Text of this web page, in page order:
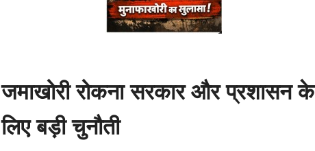
जमाखोरी रोकना सरकार और प्रशासन के
लिए बड़ी चुनौती